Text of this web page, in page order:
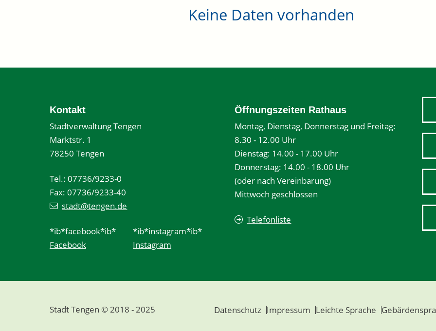
Keine Daten vorhanden
Kontakt
Stadtverwaltung Tengen
Marktstr. 1
78250 Tengen
Tel.: 07736/9233-0
Fax: 07736/9233-40
stadt@tengen.de
*ib*facebook*ib*
Facebook
*ib*instagram*ib*
Instagram
Öffnungszeiten Rathaus
Montag, Dienstag, Donnerstag und Freitag:
8.30 - 12.00 Uhr
Dienstag: 14.00 - 17.00 Uhr
Donnerstag: 14.00 - 18.00 Uhr
(oder nach Vereinbarung)
Mittwoch geschlossen
Telefonliste
Stadt Tengen © 2018 - 2025 Datenschutz Impressum Leichte Sprache